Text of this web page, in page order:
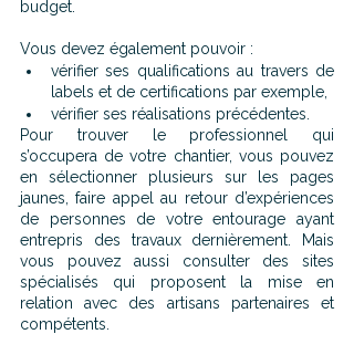
budget.
Vous devez également pouvoir :
vérifier ses qualifications au travers de
labels et de certifications par exemple,
vérifier ses réalisations précédentes.
Pour trouver le professionnel qui
s’occupera de votre chantier, vous pouvez
en sélectionner plusieurs sur les pages
jaunes, faire appel au retour d’expériences
de personnes de votre entourage ayant
entrepris des travaux dernièrement. Mais
vous pouvez aussi consulter des sites
spécialisés qui proposent la mise en
relation avec des artisans partenaires et
compétents.